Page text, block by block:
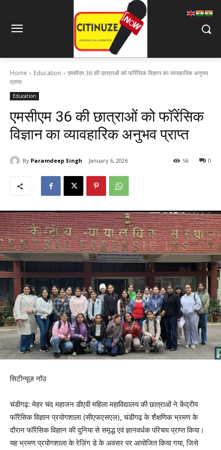
Home Education
एमसीएम 36 की छात्राओं को फॉरेंसिक विज्ञान का व्यावहारिक अनुभव
प्राप्त
Education
एमसीएम 36 की छात्राओं को फॉरेंसिक
विज्ञान का व्यावहारिक अनुभव प्राप्त
By Paramdeep Singh January 6, 2026 0
56
सिटीन्यूज़ नॉउ
चंडीगढ़: मेहर चंद महाजन डीएवी महिला महाविद्यालय की छात्राओं ने केंद्रीय
फॉरेंसिक विज्ञान प्रयोगशाला (सीएफएसएल), चंडीगढ़ के शैक्षणिक भ्रमण के
दौरान फॉरेंसिक विज्ञान की दुनिया से समृद्ध एवं ज्ञानवर्धक परिचय प्राप्त किया।
यह भ्रमण प्रयोगशाला के रेज़िंग डे के अवसर पर आयोजित किया गया, जिसे